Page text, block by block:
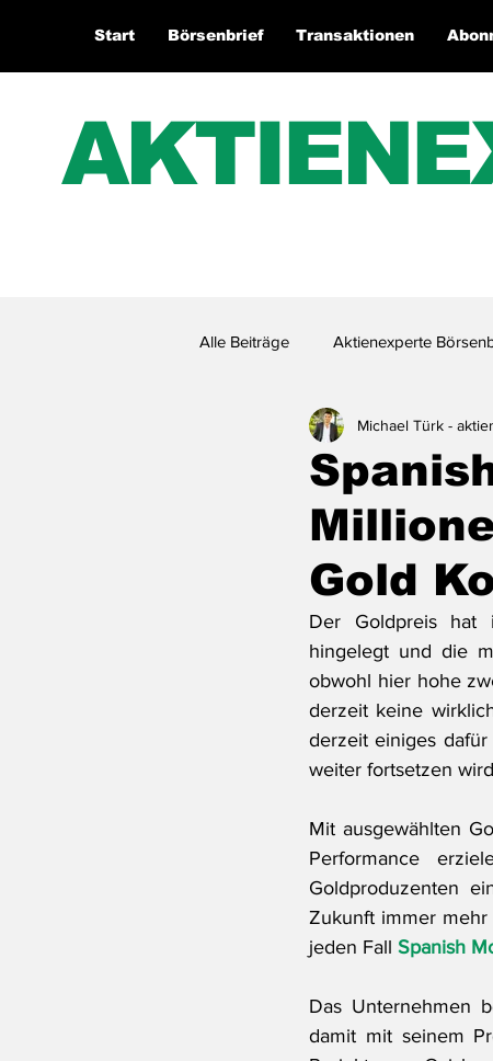
Start Börsenbrief Transaktionen
Alle Beiträge Aktienexperte
Aktienexperte.TV
Gold
Michael Türk -
Der Goldpreis hat
hingelegt und die
obwohl hier hohe
derzeit keine
derzeit einiges
weiter fortsetzen
Mit ausgewählten
Performance
Goldproduzenten
Zukunft immer
jeden Fall Spanish
Das Unternehmen
damit mit seinem